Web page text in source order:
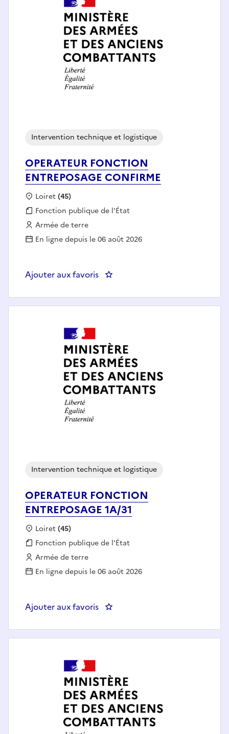
OPERATEUR FONCTION
ENTREPOSAGE CONFIRME
Intervention technique et logistique
Localisation :
Loiret(45)
Fonction publique :
Fonction publique de l'État
Employeur :
Armée de terre
En ligne depuis le 06 août 2026
Ajouter aux favoris : OPERATEUR FONCTION
OPERATEUR FONCTION
ENTREPOSAGE 1A/31
Intervention technique et logistique
Localisation :
Loiret(45)
Fonction publique :
Fonction publique de l'État
Employeur :
Armée de terre
En ligne depuis le 06 août 2026
Ajouter aux favoris : OPERATEUR FONCTION